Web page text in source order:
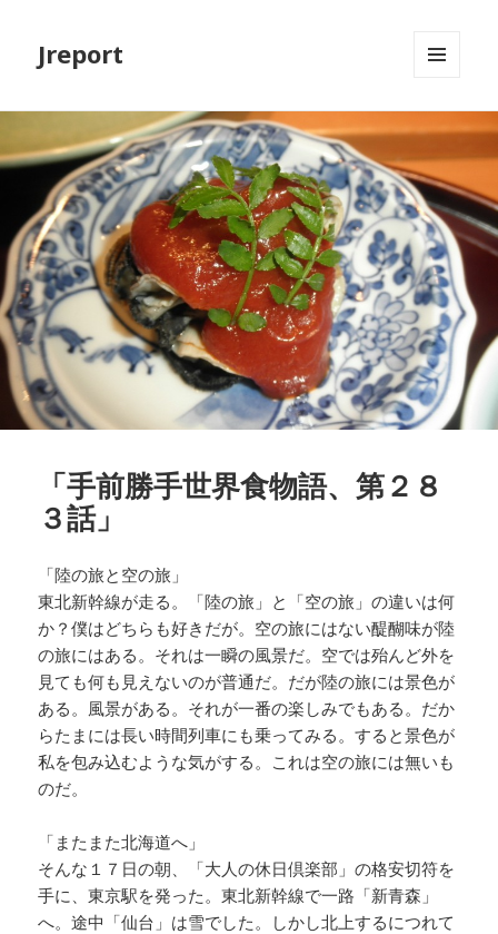
Jreport
ーとウ
ィジェ
「手前勝手世界食物語、第２８
３話」
「陸の旅と空の旅」
東北新幹線が走る。「陸の旅」と「空の旅」の違いは何
か？僕はどちらも好きだが。空の旅にはない醍醐味が陸
の旅にはある。それは一瞬の風景だ。空では殆んど外を
見ても何も見えないのが普通だ。だが陸の旅には景色が
ある。風景がある。それが一番の楽しみでもある。だか
らたまには長い時間列車にも乗ってみる。すると景色が
私を包み込むような気がする。これは空の旅には無いも
のだ。
「またまた北海道へ」
そんな１７日の朝、「大人の休日倶楽部」の格安切符を
手に、東京駅を発った。東北新幹線で一路「新青森」
へ。途中「仙台」は雪でした。しかし北上するにつれて